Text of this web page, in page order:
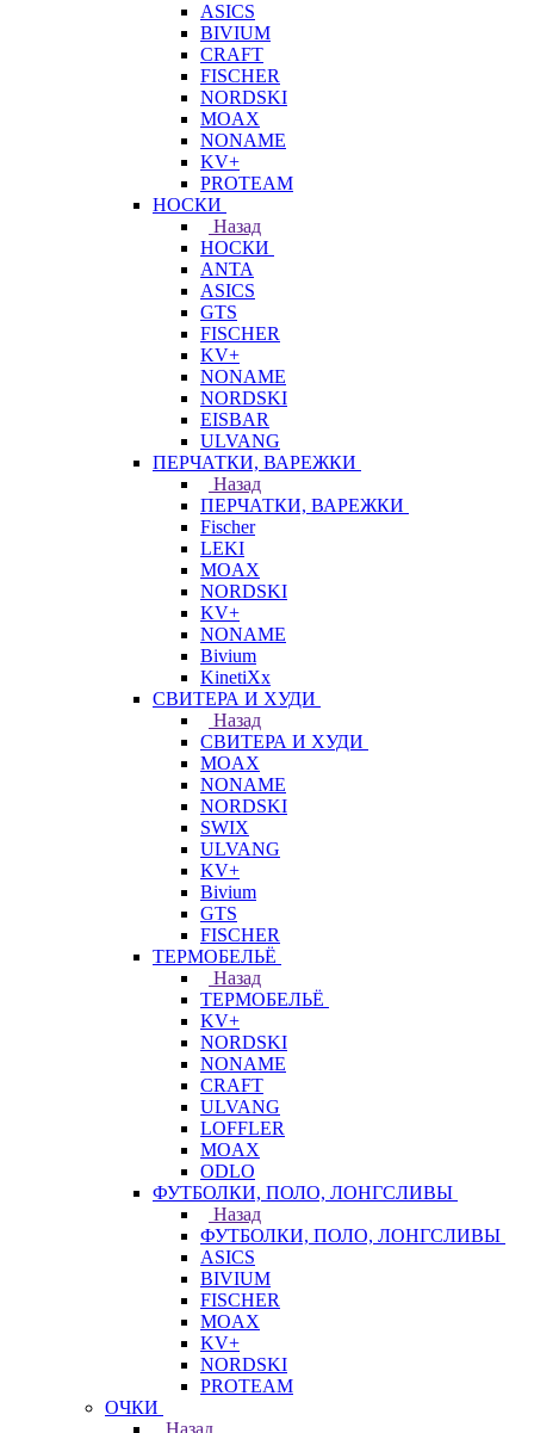
ASICS
BIVIUM
CRAFT
FISCHER
NORDSKI
MOAX
NONAME
KV+
PROTEAM
НОСКИ
Назад
НОСКИ
ANTA
ASICS
GTS
FISCHER
KV+
NONAME
NORDSKI
EISBAR
ULVANG
ПЕРЧАТКИ, ВАРЕЖКИ
Назад
ПЕРЧАТКИ, ВАРЕЖКИ
Fischer
LEKI
MOAX
NORDSKI
KV+
NONAME
Bivium
KinetiXx
СВИТЕРА И ХУДИ
Назад
СВИТЕРА И ХУДИ
MOAX
NONAME
NORDSKI
SWIX
ULVANG
KV+
Bivium
GTS
FISCHER
ТЕРМОБЕЛЬЁ
Назад
ТЕРМОБЕЛЬЁ
KV+
NORDSKI
NONAME
CRAFT
ULVANG
LOFFLER
MOAX
ODLO
ФУТБОЛКИ, ПОЛО, ЛОНГСЛИВЫ
Назад
ФУТБОЛКИ, ПОЛО, ЛОНГСЛИВЫ
ASICS
BIVIUM
FISCHER
MOAX
KV+
NORDSKI
PROTEAM
ОЧКИ
Назад